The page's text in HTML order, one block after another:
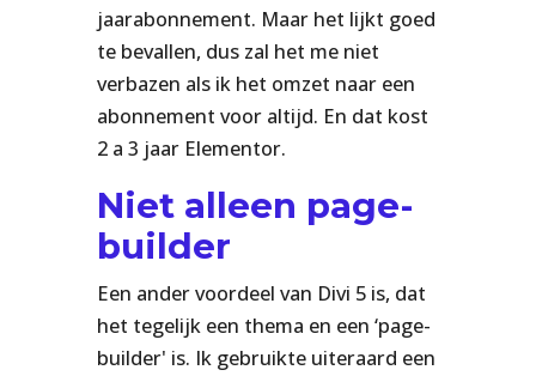
jaarabonnement. Maar het lijkt goed
te bevallen, dus zal het me niet
verbazen als ik het omzet naar een
abonnement voor altijd. En dat kost
2 a 3 jaar Elementor.
Niet alleen page-
builder
Een ander voordeel van Divi 5 is, dat
het tegelijk een thema en een ‘page-
builder' is. Ik gebruikte uiteraard een